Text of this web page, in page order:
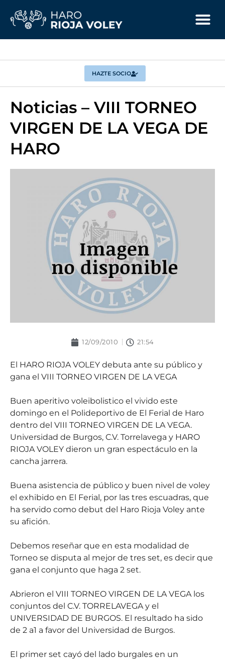
HAZTE SOCIO
Noticias – VIII TORNEO
VIRGEN DE LA VEGA DE
HARO
12/09/2010 21:54
El HARO RIOJA VOLEY debuta ante su público y
gana el VIII TORNEO VIRGEN DE LA VEGA
Buen aperitivo voleibolistico el vivido este
domingo en el Polideportivo de El Ferial de Haro
dentro del VIII TORNEO VIRGEN DE LA VEGA.
Universidad de Burgos, C.V. Torrelavega y HARO
RIOJA VOLEY dieron un gran espectáculo en la
cancha jarrera.
Buena asistencia de público y buen nivel de voley
el exhibido en El Ferial, por las tres escuadras, que
ha servido como debut del Haro Rioja Voley ante
su afición.
Debemos reseñar que en esta modalidad de
Torneo se disputa al mejor de tres set, es decir que
gana el conjunto que haga 2 set.
Abrieron el VIII TORNEO VIRGEN DE LA VEGA los
conjuntos del C.V. TORRELAVEGA y el
UNIVERSIDAD DE BURGOS. El resultado ha sido
de 2 a1 a favor del Universidad de Burgos.
El primer set cayó del lado burgales en un